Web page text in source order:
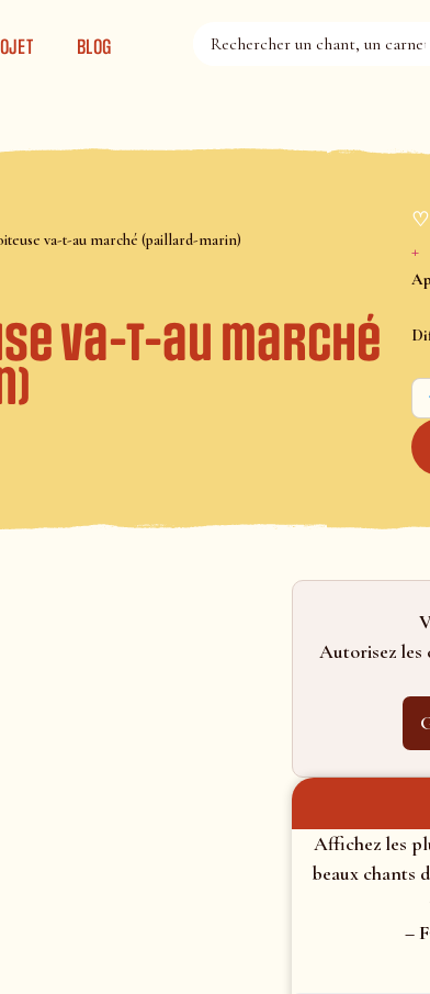
BLOG
va-t-au marché (paillard-marin)
va-t-au marché
♡
+
Autorisez les
Affichez les
beaux chants
–